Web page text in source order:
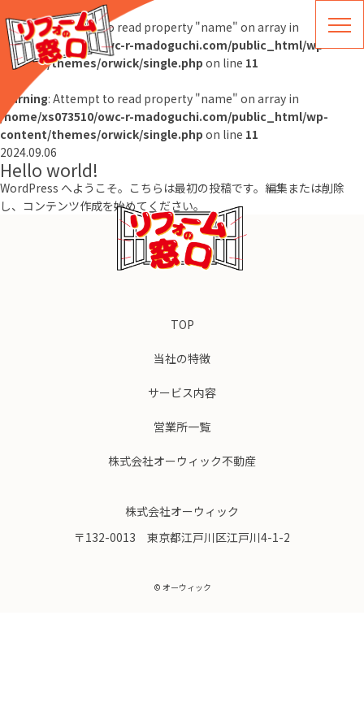
Warning: Attempt to read property "name" on array in
/home/xs073510/owc-r-madoguchi.com/public_html/wp-
content/themes/orwick/single.php on line 11
Warning: Attempt to read property "name" on array in
/home/xs073510/owc-r-madoguchi.com/public_html/wp-
content/themes/orwick/single.php on line 11
2024.09.06
Hello world!
WordPress へようこそ。こちらは最初の投稿です。編集または削除
し、コンテンツ作成を始めてください。
TOP
当社の特徴
サービス内容
営業所一覧
株式会社オーウィック不動産
株式会社オーウィック
〒132-0013 東京都江戸川区江戸川4-1-2
© オーウィック